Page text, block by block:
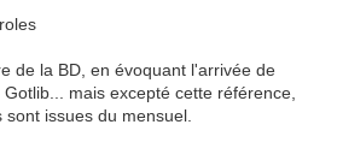
de la BD, en évoquant l'arrivée de
mais excepté cette référence,
issues du mensuel.